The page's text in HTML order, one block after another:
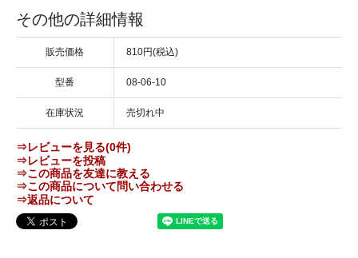
その他の詳細情報
販売価格 810円(税込)
型番 08-06-10
在庫状況 売切れ中
⇒レビューを見る(0件)
⇒レビューを投稿
⇒この商品を友達に教える
⇒この商品について問い合わせる
⇒返品について